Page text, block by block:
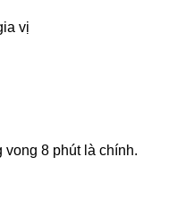
vị
8 phút là chính.